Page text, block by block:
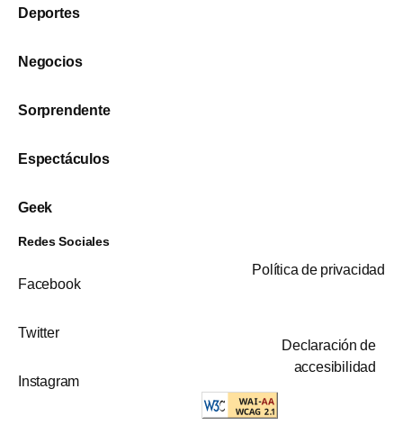
Deportes
Negocios
Sorprendente
Espectáculos
Geek
Redes Sociales
Facebook
Twitter
Instagram
Política de privacidad
Declaración de
accesibilidad